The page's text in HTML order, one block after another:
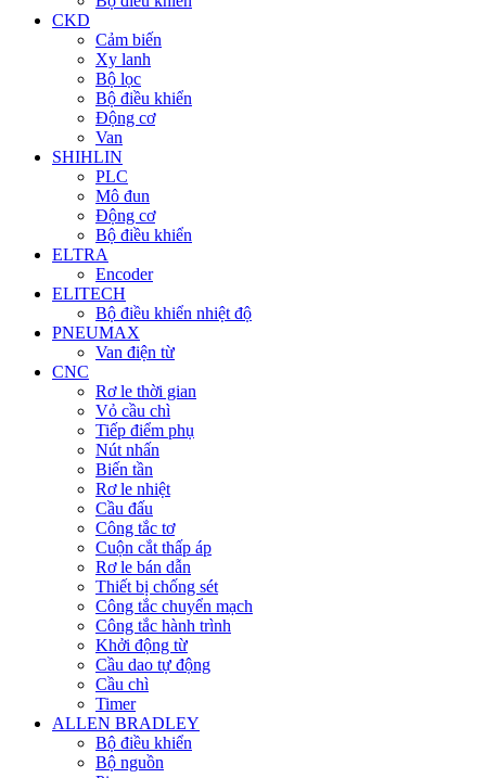
CKD
Cảm biến
Xy lanh
Bộ lọc
Bộ điều khiển
Động cơ
Van
SHIHLIN
PLC
Mô đun
Động cơ
Bộ điều khiển
ELTRA
Encoder
ELITECH
Bộ điều khiển nhiệt độ
PNEUMAX
Van điện từ
CNC
Rơ le thời gian
Vỏ cầu chì
Tiếp điểm phụ
Nút nhấn
Biến tần
Rơ le nhiệt
Cầu đấu
Công tắc tơ
Cuộn cắt thấp áp
Rơ le bán dẫn
Thiết bị chống sét
Công tắc chuyển mạch
Công tắc hành trình
Khởi động từ
Cầu dao tự động
Cầu chì
Timer
ALLEN BRADLEY
Bộ điều khiển
Bộ nguồn